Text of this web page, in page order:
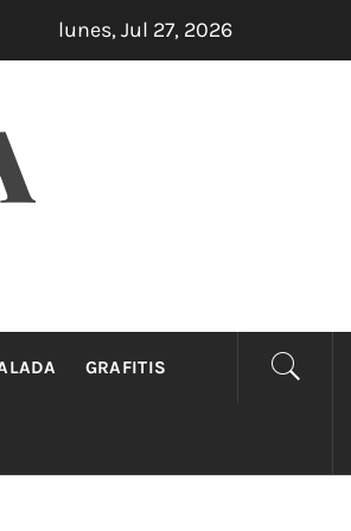
Negra: el unipersonal que se ríe de los
lunes, Jul 27, 2026
GRAFITIS